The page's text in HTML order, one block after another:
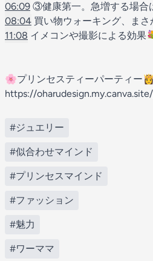
06:09 ③健康第一。急増する場合
08:04 買い物ウォーキング、ま
11:08 イメコンや撮影による効果
🌸プリンセスティーパーティー
https://
#ジュエリー
#似合わせマインド
#プリンセスマインド
#ファッション
#魅力
#ワーママ